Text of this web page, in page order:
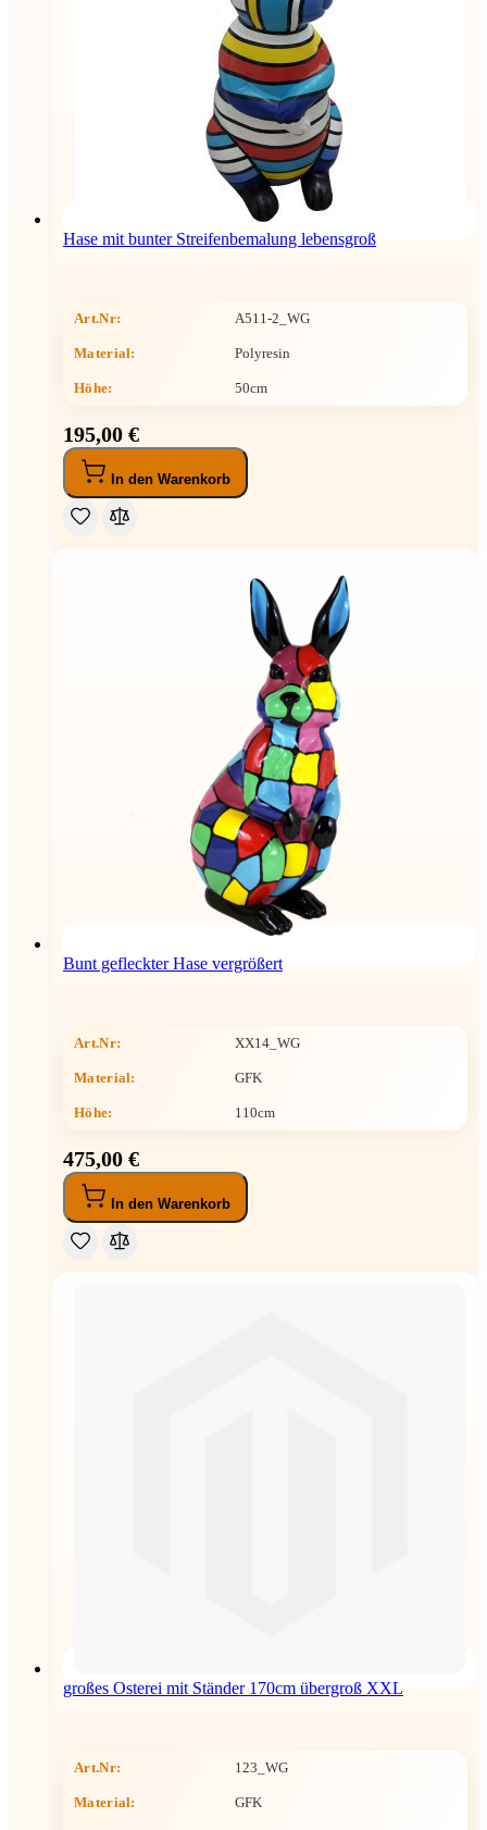
Hase mit bunter Streifenbemalung lebensgroß
Art.Nr: A511-2_WG
Material: Polyresin
Höhe: 50cm
195,00 €
In den Warenkorb
Bunt gefleckter Hase vergrößert
Art.Nr: XX14_WG
Material: GFK
Höhe: 110cm
475,00 €
In den Warenkorb
großes Osterei mit Ständer 170cm übergroß XXL
Art.Nr: 123_WG
Material: GFK